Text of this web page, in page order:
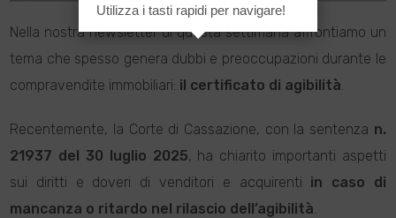
Nella nostra newsletter di questa settimana affrontiamo un
tema che spesso genera dubbi e preoccupazioni durante le
compravendite immobiliari: il certificato di agibilità.
Recentemente, la Corte di Cassazione, con la sentenza n.
21937 del 30 luglio 2025, ha chiarito importanti aspetti
sui diritti e doveri di venditori e acquirenti in caso di
mancanza o ritardo nel rilascio dell’agibilità.
Utilizza i tasti rapidi per navigare!